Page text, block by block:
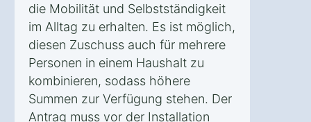
die Mobilität und Selbstständigkeit
im Alltag zu erhalten. Es ist möglich,
diesen Zuschuss auch für mehrere
Personen in einem Haushalt zu
kombinieren, sodass höhere
Summen zur Verfügung stehen. Der
Antrag muss vor der Installation